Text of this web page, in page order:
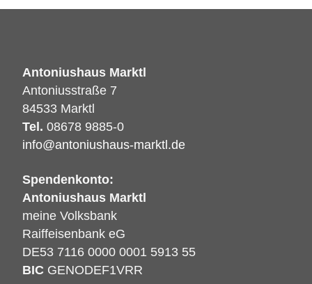
Antoniushaus Marktl
Antoniusstraße 7
84533 Marktl
Tel. 08678 9885-0
info@antoniushaus-marktl.de
Spendenkonto:
Antoniushaus Marktl
meine Volksbank
Raiffeisenbank eG
DE53 7116 0000 0001 5913 55
BIC GENODEF1VRR